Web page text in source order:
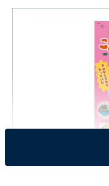
こんなこいるかな